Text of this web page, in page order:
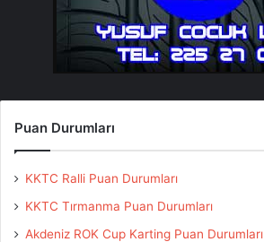
Puan Durumları
KKTC Ralli Puan Durumları
KKTC Tırmanma Puan Durumları
Akdeniz ROK Cup Karting Puan Durumları